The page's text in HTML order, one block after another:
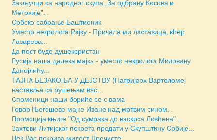
Закључци са народног скупа „За одбрану Косова и
Метохије”...
Србско сабрање Баштионик
Уместо некролога Рајку - Причала ми ластавица, кћер
Лазаревa...
Да пост буде душекористан
Русија наша далека мајка - уместо некролога Миловану
Данојлићу...
ТАЈНА БЕЗАКОЊА У ДЕЈСТВУ (Патријарх Вартоломеј
наставља са рушењем вас...
Споменици наши бориће се с вама
Говор Његошеве мајке Иване над мртвим сином...
Промоција књиге "Од сумрака до васкрса Ловћена"...
Захтеви Литијског покрета предати у Скупштину Србије...
Нек Вас покрива милост Пречисте...